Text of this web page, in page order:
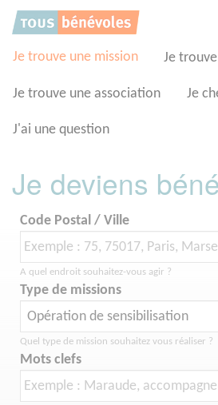
Je trouve une mission Je
Je trouve une association Je
J'ai une question
Je deviens
Code Postal / Ville
A quel endroit souhaitez-vous agir ?
Type de missions
Quel type de mission souhaitez vous réaliser ?
Mots clefs
Panneau de gestion des cookies